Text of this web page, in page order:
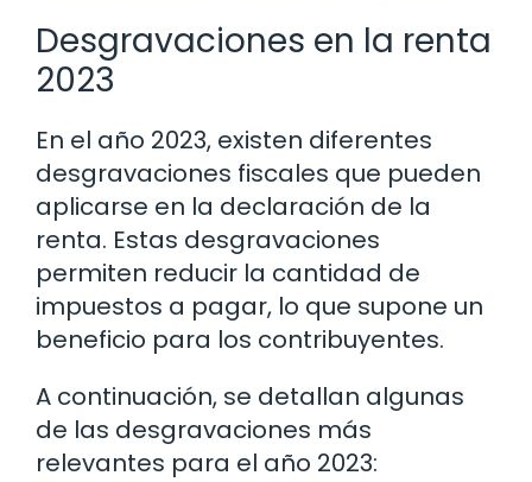
Desgravaciones en la renta
2023
En el año 2023, existen diferentes
desgravaciones fiscales que pueden
aplicarse en la declaración de la
renta. Estas desgravaciones
permiten reducir la cantidad de
impuestos a pagar, lo que supone un
beneficio para los contribuyentes.
A continuación, se detallan algunas
de las desgravaciones más
relevantes para el año 2023: